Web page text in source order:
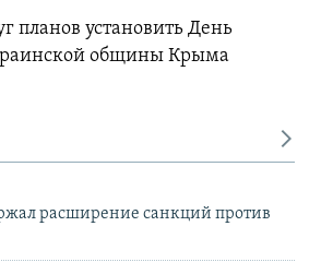
планов установить День
общины Крыма
расширение санкций против